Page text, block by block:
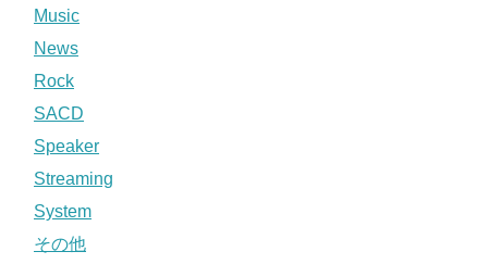
Music
News
Rock
SACD
Speaker
Streaming
System
その他